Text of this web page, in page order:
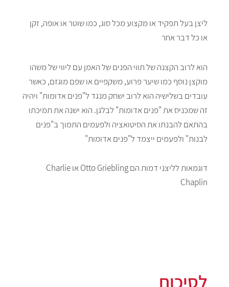
ליצן בעל תפקיד או מקצוע מכל סוג, כמו שוטר או אופה, זקן
או כל דבר אחר
הוא לרוב הקצנה של תווי הפנים של האמן עם ליווי של משהו
מוקצן נוסף כמו שיער פרוע, משקפיים או שפם מוגזם, כאשר
עובדים בשלישיה הוא לרוב ישחק מנגד ל"פנים אדומות" ויהיה
זה שמכניס את "פנים אדומות" לבלגן. הוא ישנה את תמיכתו
בהתאם להבנתו את הסיטואציה ולפעמים התמוך ב"פנים
לבנות" ולפעמים ייצמד ל"פנים אדומות"
דוגמאות לליצני דמות הם Otto Griebling או Charlie
Chaplin
לסיכום